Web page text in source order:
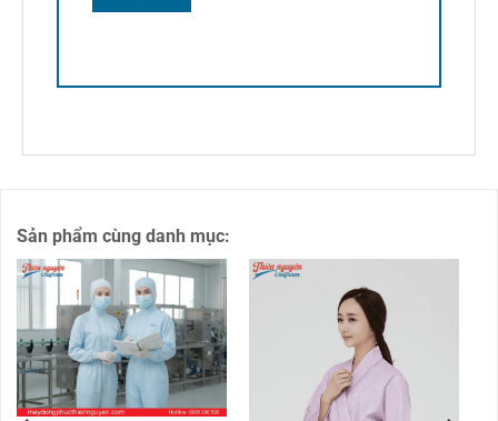
Sản phẩm cùng danh mục: